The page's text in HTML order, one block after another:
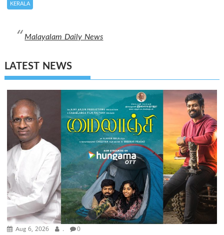
KERALA
Malayalam Daily News
LATEST NEWS
Aug 6, 2026 . 0